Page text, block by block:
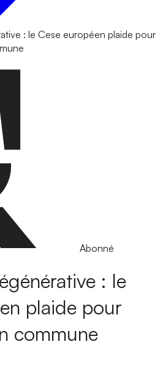
: le Cese européen plaide pour
Abonné
: le
plaide pour
commune